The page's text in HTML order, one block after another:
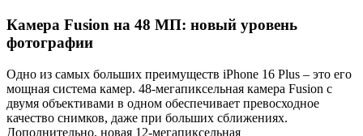
Камера Fusion на 48 МП: новый уровень
фотографии
Одно из самых больших преимуществ iPhone 16 Plus – это его
мощная система камер. 48-мегапиксельная камера Fusion с
двумя объективами в одном обеспечивает превосходное
качество снимков, даже при больших сближениях.
Дополнительно, новая 12-мегапиксельная